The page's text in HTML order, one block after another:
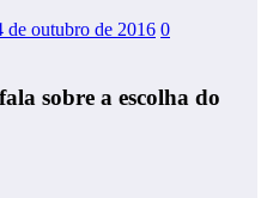
de outubro de 2016 0
sobre a escolha do